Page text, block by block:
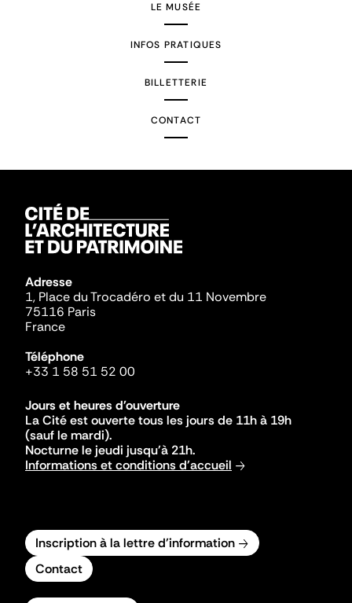
LE MUSÉE
INFOS PRATIQUES
BILLETTERIE
CONTACT
Adresse
1, Place du Trocadéro et du 11 Novembre
75116 Paris
France
Téléphone
+33 1 58 51 52 00
Jours et heures d'ouverture
La Cité est ouverte tous les jours de 11h à 19h
(sauf le mardi).
Nocturne le jeudi jusqu'à 21h.
Informations et conditions d'accueil
Inscription à la lettre d'information
Contact